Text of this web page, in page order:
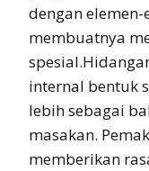
dengan
membuatnya
internal bentuk
lebih sebagai
masakan.
memberikan